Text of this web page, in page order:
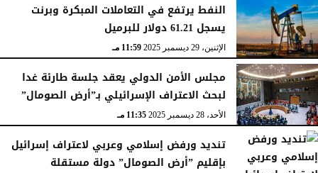
النفط يرتفع في التعاملات المبكرة وبرنت
يسجل 61.21 دولار للبرميل
الإثنين، 29 ديسمبر 2025 11:59 مـ
مجلس الأمن الدولي يعقد جلسة طارئة غدا
لبحث الاعتراف الإسرائيلي بـ”أرض الصومال”
الأحد، 28 ديسمبر 2025 11:35 مـ
تنديد ورفض إسلامي وعربي لاعتراف إسرائيل
بإقليم ”أرض الصومال” دولة مستقلة